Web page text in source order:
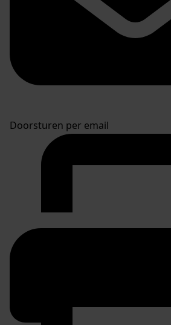
Doorsturen per email